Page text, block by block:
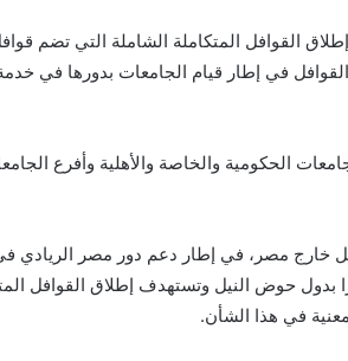
القوافل المتكاملة الشاملة التي تضم
في إطار قيام الجامعات بدورها في
الحكومية والخاصة والأهلية وأفرع
خارج مصر، في إطار دعم دور مصر الريادي
بدول حوض النيل وتستهدف إطلاق القوافل
في هذا الشأن.